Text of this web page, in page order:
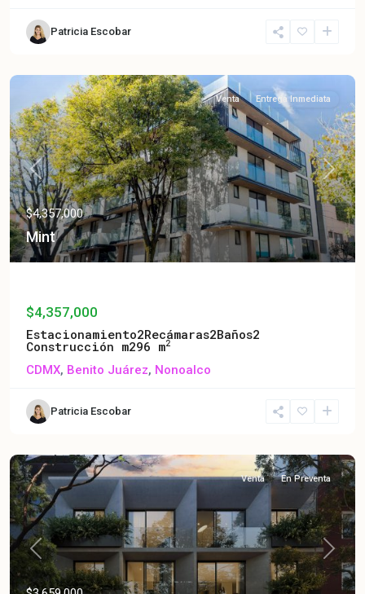
Patricia Escobar
Previous Next
Venta Entrega Inmediata
$4,357,000
Mint
$4,357,000
Estacionamiento2Recámaras2Baños2
Construcción m296 m2
CDMX, Benito Juárez, Nonoalco
Patricia Escobar
Previous Next
Venta En Preventa